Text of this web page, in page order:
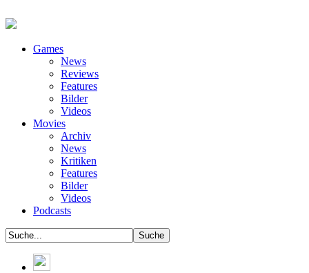
Games
News
Reviews
Features
Bilder
Videos
Movies
Archiv
News
Kritiken
Features
Bilder
Videos
Podcasts